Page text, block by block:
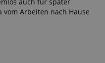
Arbeiten nach Hause